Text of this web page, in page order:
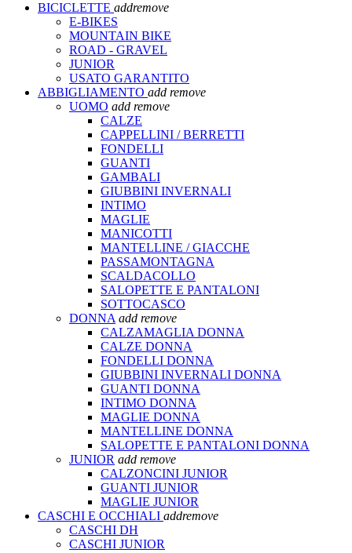
BICICLETTE addremove
E-BIKES
MOUNTAIN BIKE
ROAD - GRAVEL
JUNIOR
USATO GARANTITO
ABBIGLIAMENTO add remove
UOMO add remove
CALZE
CAPPELLINI / BERRETTI
FONDELLI
GUANTI
GAMBALI
GIUBBINI INVERNALI
INTIMO
MAGLIE
MANICOTTI
MANTELLINE / GIACCHE
PASSAMONTAGNA
SCALDACOLLO
SALOPETTE E PANTALONI
SOTTOCASCO
DONNA add remove
CALZAMAGLIA DONNA
CALZE DONNA
FONDELLI DONNA
GIUBBINI INVERNALI DONNA
GUANTI DONNA
INTIMO DONNA
MAGLIE DONNA
MANTELLINE DONNA
SALOPETTE E PANTALONI DONNA
JUNIOR add remove
CALZONCINI JUNIOR
GUANTI JUNIOR
MAGLIE JUNIOR
CASCHI E OCCHIALI addremove
CASCHI DH
CASCHI JUNIOR